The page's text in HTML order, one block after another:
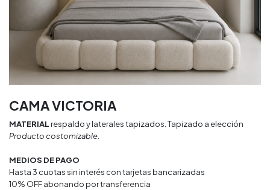
CAMA VICTORIA
MATERIALrespaldo y laterales tapizados. Tapizado a elección
Producto costomizable.
MEDIOS DE PAGO
Hasta 3 cuotas sin interés con tarjetas bancarizadas
10% OFF abonando por transferencia